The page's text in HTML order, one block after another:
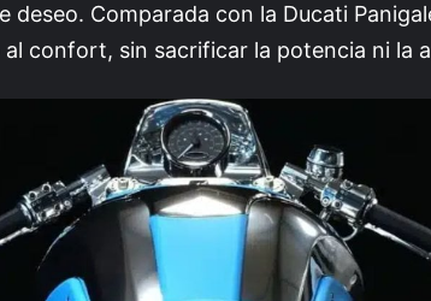
deseo. Comparada con la Ducati
confort, sin sacrificar la potencia ni la